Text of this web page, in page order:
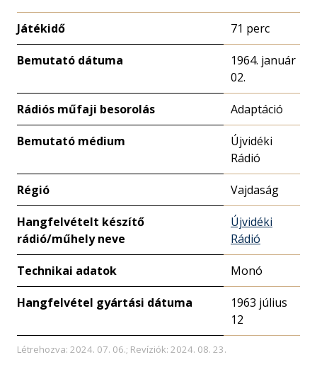
Játékidő 71 perc
Bemutató dátuma
1964. január
02.
Rádiós műfaji besorolás Adaptáció
Bemutató médium
Újvidéki
Rádió
Régió Vajdaság
Hangfelvételt készítő
rádió/műhely neve
Újvidéki
Rádió
Technikai adatok Monó
Hangfelvétel gyártási dátuma
1963 július
12
Létrehozva: 2024. 07. 06.; Revíziók: 2024. 08. 23.